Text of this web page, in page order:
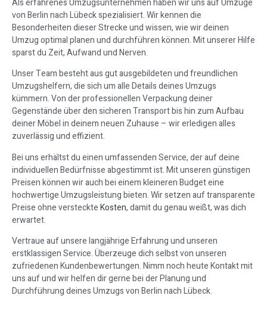
Als erfahrenes Umzugsunternehmen haben wir uns auf Umzüge
von Berlin nach Lübeck spezialisiert. Wir kennen die
Besonderheiten dieser Strecke und wissen, wie wir deinen
Umzug optimal planen und durchführen können. Mit unserer Hilfe
sparst du Zeit, Aufwand und Nerven.
Unser Team besteht aus gut ausgebildeten und freundlichen
Umzugshelfern, die sich um alle Details deines Umzugs
kümmern. Von der professionellen Verpackung deiner
Gegenstände über den sicheren Transport bis hin zum Aufbau
deiner Möbel in deinem neuen Zuhause – wir erledigen alles
zuverlässig und effizient.
Bei uns erhältst du einen umfassenden Service, der auf deine
individuellen Bedürfnisse abgestimmt ist. Mit unseren günstigen
Preisen können wir auch bei einem kleineren Budget eine
hochwertige Umzugsleistung bieten. Wir setzen auf transparente
Preise ohne versteckteKosten, damit du genau weißt, was dich
erwartet.
Vertraue auf unsere langjährige Erfahrung und unseren
erstklassigen Service. Überzeuge dich selbst von unseren
zufriedenen Kundenbewertungen. Nimm noch heute Kontakt mit
uns auf und wir helfen dir gerne bei der Planung und
Durchführung deines Umzugs von Berlin nach Lübeck.